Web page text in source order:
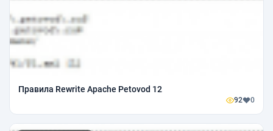
Правила Rewrite Apache Petovod 12
92 0